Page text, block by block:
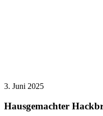
3. Juni 2025
Hausgemachter